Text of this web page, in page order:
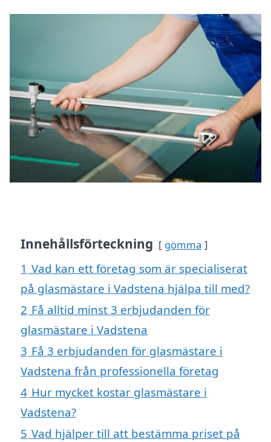
Innehållsförteckning gömma
1 Vad kan ett företag som är specialiserat
på glasmästare i Vadstena hjälpa till med?
2 Få alltid minst 3 erbjudanden för
glasmästare i Vadstena
3 Få 3 erbjudanden för glasmästare i
Vadstena från professionella företag
4 Hur mycket kostar glasmästare i
Vadstena?
5 Vad hjälper till att bestämma priset på